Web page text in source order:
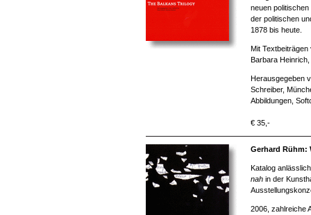
neuen
der politischen
1878 bis heute.
Mit
Barbara
Herausgegeben
Schreiber,
Abbildungen,
€ 35,-
Gerhard Rühm:
Katalog
nah in der
2006, zahlreiche